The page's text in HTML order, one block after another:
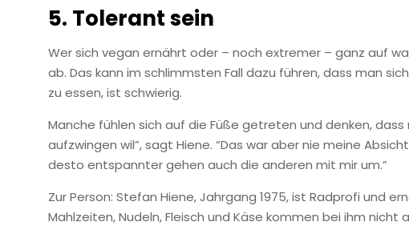
5. Tolerant sein
Wer sich vegan ernährt oder – noch extremer – ganz auf
ab. Das kann im schlimmsten Fall dazu führen, dass man
zu essen, ist schwierig.
Manche fühlen sich auf die Füße getreten und denken,
aufzwingen wil”, sagt Hiene. “Das war aber nie meine
desto entspannter gehen auch die anderen mit mir um.”
Zur Person: Stefan Hiene, Jahrgang 1975, ist Radprofi und
Mahlzeiten, Nudeln, Fleisch und Käse kommen bei ihm